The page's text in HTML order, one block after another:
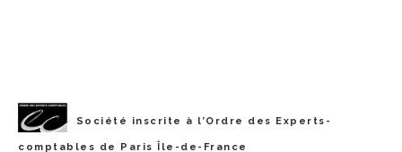
Société inscrite à l’Ordre des Experts-
comptables de Paris Île-de-France
Les cookies assurent le bon fonctionnement de notre site